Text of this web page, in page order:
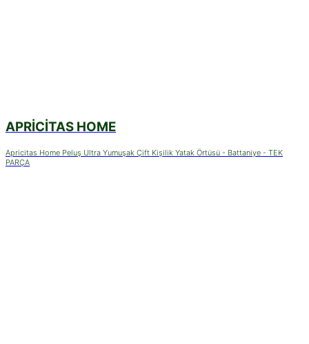
APRICITAS HOME
Apricitas Home Peluş Ultra Yumuşak Çift Kişilik Yatak Örtüsü - Battaniye - TEK
PARÇA